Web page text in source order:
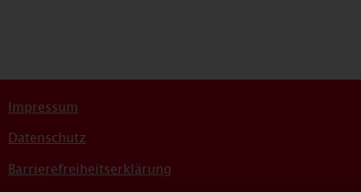
Impressum
Datenschutz
Barrierefreiheitserklärung